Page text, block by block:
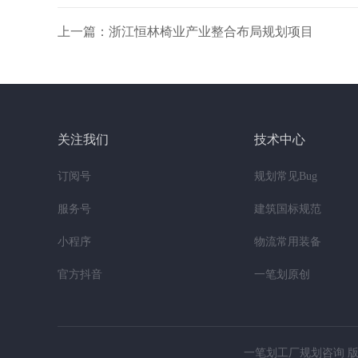
上一篇：浙江恒林椅业产业整合布局规划项目
关注我们
订阅号
服务号
小程序
官方抖音
技术中心
规划常见Bug
建筑国标规范
物流常用装备
一笔划原创
一笔划工厂规划咨询